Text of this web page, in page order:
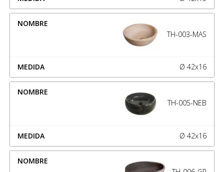
TH-003-MAS
Ø 42x16
TH-005-NEB
Ø 42x16